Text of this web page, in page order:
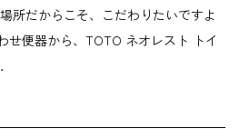
所だからこそ、こだわりたいですよ
便器から、TOTO ネオレスト トイ